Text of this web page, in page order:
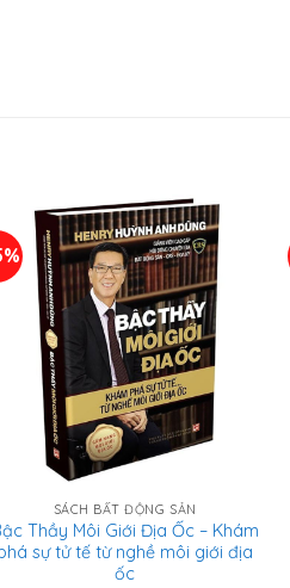
SÁCH BẤT ĐỘNG SẢN
Thầy Môi Giới Địa Ốc – Khám
sự tử tế từ nghề môi giới địa
ốc